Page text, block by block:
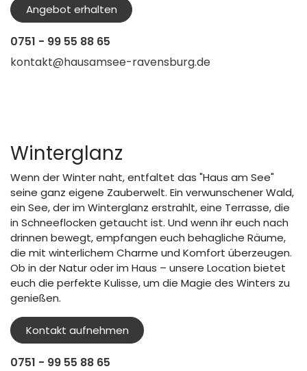
Angebot erhalten
0751 - 99 55 88 65
kontakt@hausamsee-ravensburg.de
Winterglanz
Wenn der Winter naht, entfaltet das "Haus am See"
seine ganz eigene Zauberwelt. Ein verwunschener Wald,
ein See, der im Winterglanz erstrahlt, eine Terrasse, die
in Schneeflocken getaucht ist. Und wenn ihr euch nach
drinnen bewegt, empfangen euch behagliche Räume,
die mit winterlichem Charme und Komfort überzeugen.
Ob in der Natur oder im Haus – unsere Location bietet
euch die perfekte Kulisse, um die Magie des Winters zu
genießen.
Kontakt aufnehmen
0751 - 99 55 88 65